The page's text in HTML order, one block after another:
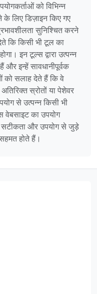
को विभिन्न
लिए डिज़ाइन किए गए
सुनिश्चित करने
कि किसी भी टूल का
इन टूल्स द्वारा उत्पन्न
और इन्हें सावधानीपूर्वक
को सलाह देते हैं कि वे
अतिरिक्त स्रोतों या पेशेवर
से उत्पन्न किसी भी
वेबसाइट का उपयोग
सटीकता और उपयोग से जुड़े
होते हैं।